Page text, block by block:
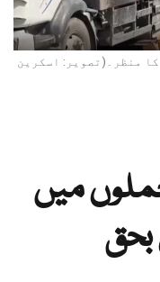
منظر۔(تصویر: اسکرین
میں